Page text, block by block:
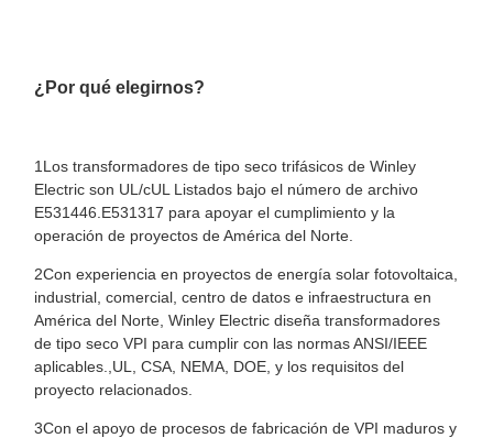
¿Por qué elegirnos?
1Los transformadores de tipo seco trifásicos de Winley
Electric son UL/cUL Listados bajo el número de archivo
E531446.E531317 para apoyar el cumplimiento y la
operación de proyectos de América del Norte.
2Con experiencia en proyectos de energía solar fotovoltaica,
industrial, comercial, centro de datos e infraestructura en
América del Norte, Winley Electric diseña transformadores
de tipo seco VPI para cumplir con las normas ANSI/IEEE
aplicables.,UL, CSA, NEMA, DOE, y los requisitos del
proyecto relacionados.
3Con el apoyo de procesos de fabricación de VPI maduros y